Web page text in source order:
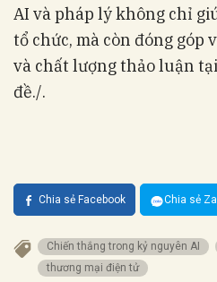
AI và pháp lý không chỉ
tổ chức, mà còn đóng góp
và chất lượng thảo luận
đề./.
Chia sẻ Facebook Chia sẻ
Chiến thắng trong kỷ nguyên AI
thương mại điện tử